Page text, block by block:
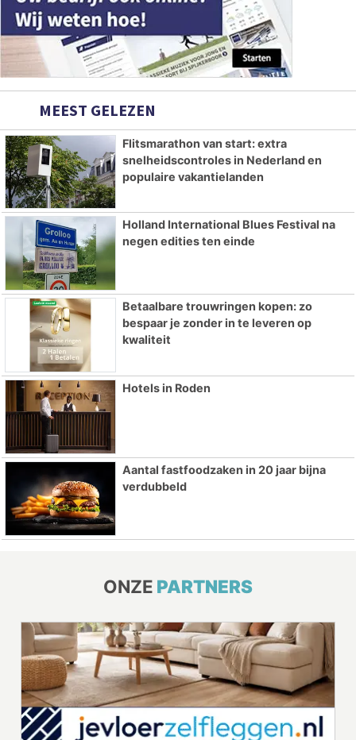
MEEST GELEZEN
Flitsmarathon van start: extra
snelheidscontroles in Nederland en
populaire vakantielanden
Holland International Blues Festival na
negen edities ten einde
Betaalbare trouwringen kopen: zo
bespaar je zonder in te leveren op
kwaliteit
Hotels in Roden
Aantal fastfoodzaken in 20 jaar bijna
verdubbeld
ONZE PARTNERS